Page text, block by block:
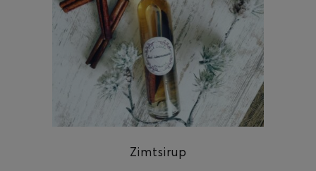
Zimtsirup